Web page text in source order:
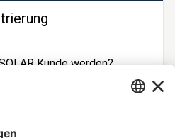
Kunde werden?
jetzt!